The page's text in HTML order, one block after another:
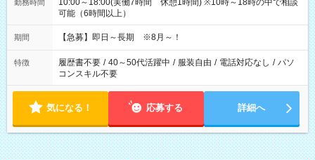
勤務時間
10:00～18:00(実働7時間 休憩1時間) ※10時～18時の中で相談
可能（6時間以上）
期間 【急募】即日～長期 ※8月～！
特徴 履歴書不要 / 40～50代活躍中 / 服装自由 / 電話対応なし / パソ
コンスキル不要
気になる！ 応募する 詳細へ